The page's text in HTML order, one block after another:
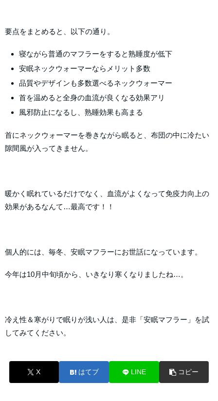
要点をまとめると、以下の通り。
寝ながら普通のマフラーをすると熟睡度が低下
安眠ネックウォーマーならメリット多数
品質やデザインも多数選べるネックウォーマー
首を温めると全身の血流が良くなる効果アリ
風邪防止になるし、熟睡効果も高まる
首にネックウォーマーを巻きながら眠ると、布団の中に冷たい
隙間風が入ってきません。
暖かく眠れているだけでなく、血流がよくなって免疫力向上の
効果があるなんて…最高です！！
個人的には、毎冬、安眠マフラーにお世話になっています。
今年は10月中旬頃から、いきなり寒くなりましたね…。
冷え性＆寒がりで眠りが浅い人は、是非「安眠マフラー」を試
してみてください。
X はてブ LINE コピー